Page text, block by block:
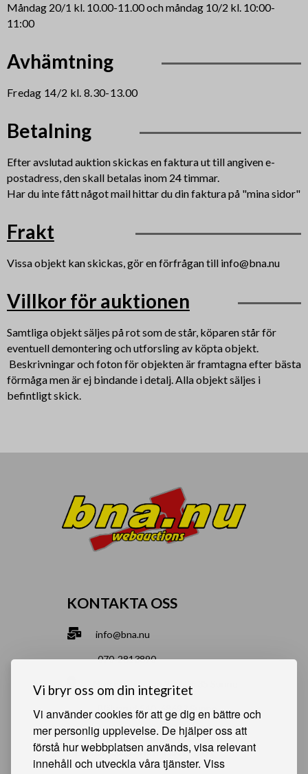
Vi bryr oss om din integritet
Vi använder cookies för att ge dig en bättre och
mer personlig upplevelse. De hjälper oss att
förstå hur webbplatsen används, visa relevant
innehåll och utveckla våra tjänster. Viss
Måndag 20/1 kl. 10.00-11.00 och måndag 10/2 kl. 10:00-
11:00
Avhämtning
Fredag 14/2 kl. 8.30-13.00
Betalning
Efter avslutad auktion skickas en faktura ut till angiven e-
postadress, den skall betalas inom 24 timmar.
Har du inte fått något mail hittar du din faktura på "mina sidor"
Frakt
Vissa objekt kan skickas, gör en förfrågan till info@bna.nu
Villkor för auktionen
Samtliga objekt säljes på rot som de står, köparen står för
eventuell demontering och utforsling av köpta objekt.
Beskrivningar och foton för objekten är framtagna efter bästa
förmåga men är ej bindande i detalj. Alla objekt säljes i
befintligt skick.
KONTAKTA OSS
info@bna.nu
070-2813890
Norrgårdsgatan 9a, 686 35 Sunne
Bjälverud 540, 68693 Sunne
HJÄLPSAMMA SIDOR